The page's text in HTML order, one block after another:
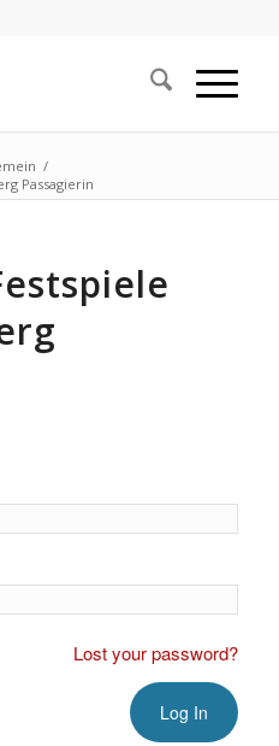
/
Passagierin
Lost your password?